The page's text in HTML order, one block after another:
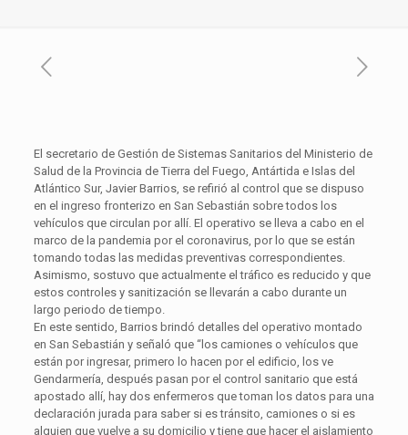
El secretario de Gestión de Sistemas Sanitarios del Ministerio de
Salud de la Provincia de Tierra del Fuego, Antártida e Islas del
Atlántico Sur, Javier Barrios, se refirió al control que se dispuso
en el ingreso fronterizo en San Sebastián sobre todos los
vehículos que circulan por allí. El operativo se lleva a cabo en el
marco de la pandemia por el coronavirus, por lo que se están
tomando todas las medidas preventivas correspondientes.
Asimismo, sostuvo que actualmente el tráfico es reducido y que
estos controles y sanitización se llevarán a cabo durante un
largo periodo de tiempo.
En este sentido, Barrios brindó detalles del operativo montado
en San Sebastián y señaló que “los camiones o vehículos que
están por ingresar, primero lo hacen por el edificio, los ve
Gendarmería, después pasan por el control sanitario que está
apostado allí, hay dos enfermeros que toman los datos para una
declaración jurada para saber si es tránsito, camiones o si es
alguien que vuelve a su domicilio y tiene que hacer el aislamiento